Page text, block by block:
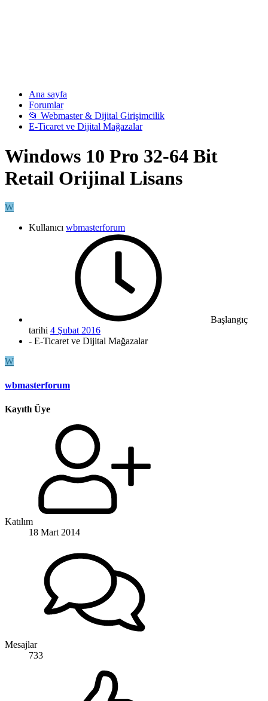
Ana sayfa
Forumlar
📂 Webmaster & Dijital Girişimcilik
E-Ticaret ve Dijital Mağazalar
Windows 10 Pro 32-64 Bit
Retail Orijinal Lisans
W
Kullanıcı wbmasterforum
Başlangıç
tarihi 4 Şubat 2016
- E-Ticaret ve Dijital Mağazalar
W
wbmasterforum
Kayıtlı Üye
Katılım
18 Mart 2014
Mesajlar
733